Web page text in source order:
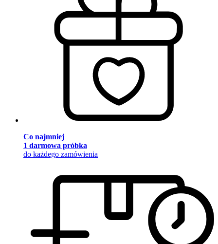
Co najmniej
1 darmowa próbka
do każdego zamówienia